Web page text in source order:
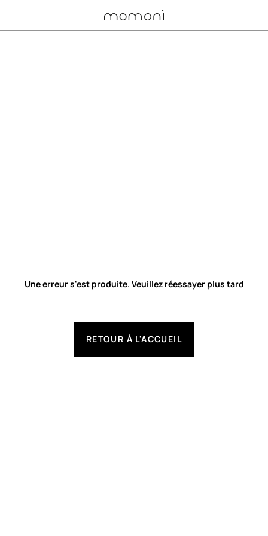
Une erreur s'est produite. Veuillez réessayer plus tard
RETOUR À L'ACCUEIL